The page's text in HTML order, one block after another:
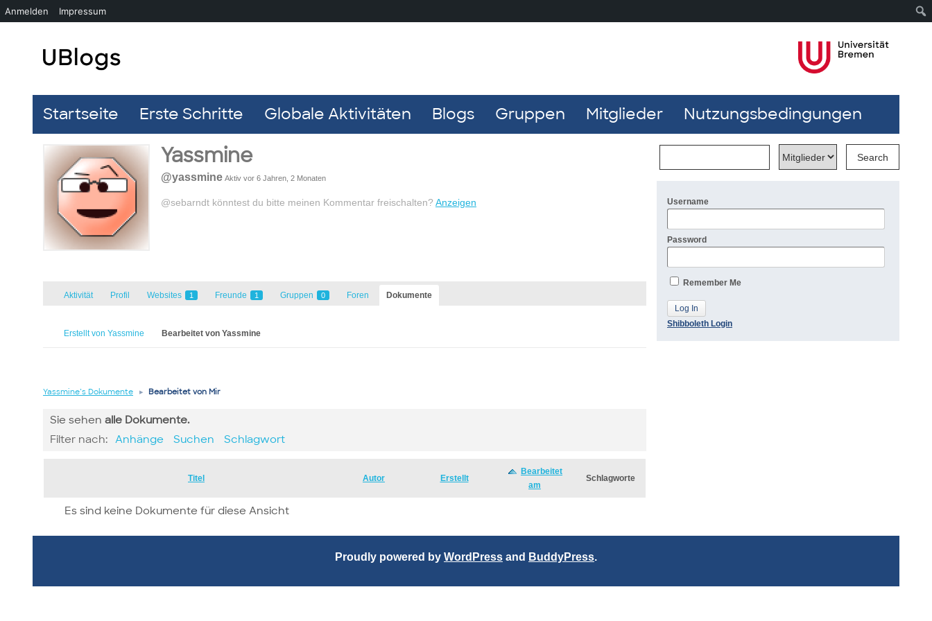
Startseite Erste Schritte Globale Aktivitäten Blogs Gruppen Mitglieder Nutzungsbedingungen
Yassmine
@yassmine Aktiv vor 6 Jahren, 2 Monaten
@sebarndt könntest du bitte meinen Kommentar freischalten? Anzeigen
Aktivität Profil Websites 1 Freunde 1 Gruppen 0 Foren Dokumente
Erstellt von Yassmine Bearbeitet von Yassmine
Yassmine’s Dokumente ▸ Bearbeitet von Mir
Sie sehen alle Dokumente.
Filter nach: Anhänge Suchen Schlagwort
Titel Autor Erstellt
Bearbeitet
am
Schlagworte
Es sind keine Dokumente für diese Ansicht
Username
Password
Remember Me
Shibboleth Login
Proudly powered by WordPress and BuddyPress.
Anmelden Impressum